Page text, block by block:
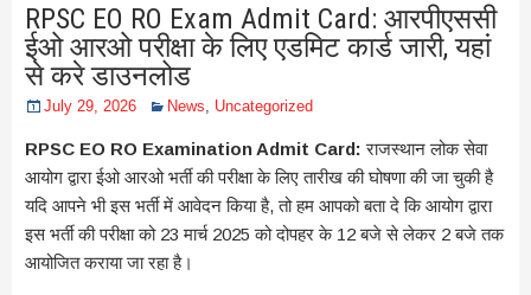
RPSC EO RO Exam Admit Card: आरपीएससी
ईओ आरओ परीक्षा के लिए एडमिट कार्ड जारी, यहां
से करे डाउनलोड
July 29, 2026 News Uncategorized
RPSC EO RO Examination Admit Card:राजस्थान लोक सेवा
आयोग द्वारा ईओ आरओ भर्ती की परीक्षा के लिए तारीख की घोषणा की जा चुकी है
यदि आपने भी इस भर्ती में आवेदन किया है, तो हम आपको बता दे कि आयोग द्वारा
इस भर्ती की परीक्षा को 23 मार्च 2025 को दोपहर के 12 बजे से लेकर 2 बजे तक
आयोजित कराया जा रहा है।